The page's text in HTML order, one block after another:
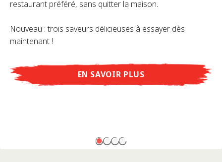
restaurant préféré, sans quitter la maison.
Nouveau : trois saveurs délicieuses à essayer dès
maintenant !
EN SAVOIR PLUS